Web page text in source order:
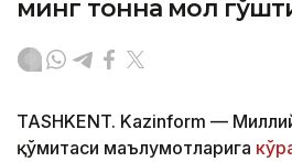
минг тонна мол
TASHKENT. Kazinform —
қўмитаси маълумотларига